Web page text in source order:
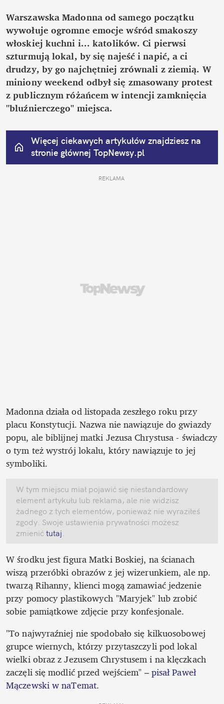
Warszawska Madonna od samego początku
wywołuje ogromne emocje wśród smakoszy
włoskiej kuchni i... katolików. Ci pierwsi
szturmują lokal, by się najeść i napić, a ci
drudzy, by go najchętniej zrównali z ziemią. W
miniony weekend odbył się zmasowany protest
z publicznym różańcem w intencji zamknięcia
"bluźnierczego" miejsca.
Więcej ciekawych artykułów znajdziesz na
stronie głównej TopNewsy.pl
REKLAMA
Madonna działa od listopada zeszłego roku przy
placu Konstytucji. Nazwa nie nawiązuje do gwiazdy
popu, ale biblijnej matki Jezusa Chrystusa - świadczy
o tym też wystrój lokalu, który nawiązuje to jej
symboliki.
W tym miejscu miał pojawić się niestandardowy
element artykułu lub reklama, ale nie widzisz
żadnego z tych elementów, ponieważ nie wyraziłeś
zgody. Swoje ustawienia prywatności możesz
zmienić tutaj.
W środku jest figura Matki Boskiej, na ścianach
wiszą przeróbki obrazów z jej wizerunkiem, ale np.
twarzą Rihanny, klienci mogą zamawiać jedzenie
przy pomocy plastikowych "Maryjek" lub zrobić
sobie pamiątkowe zdjęcie przy konfesjonale.
"To najwyraźniej nie spodobało się kilkuosobowej
grupce wiernych, którzy przytaszczyli pod lokal
wielki obraz z Jezusem Chrystusem i na klęczkach
zaczęli się modlić przed wejściem" – pisał Paweł
Mączewski w naTemat.